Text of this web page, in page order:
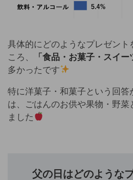
具体的にどのようなプレゼント
ころ、
「食品・お菓子・スイー
多かったです
特に洋菓子・和菓子という回答
は、ごはんのお供や果物・野菜
ました
父の日はどのような